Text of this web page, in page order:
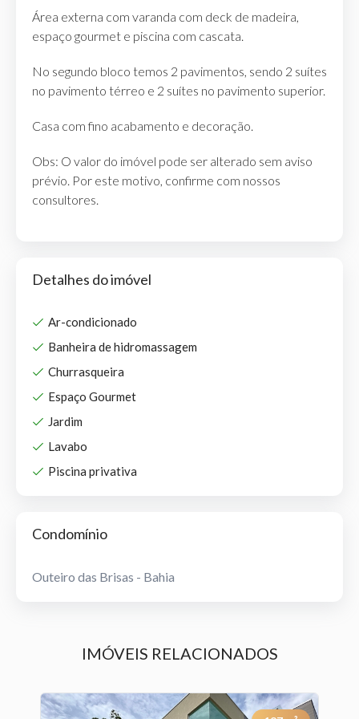
Área externa com varanda com deck de madeira,
espaço gourmet e piscina com cascata.
No segundo bloco temos 2 pavimentos, sendo 2 suítes
no pavimento térreo e 2 suítes no pavimento superior.
Casa com fino acabamento e decoração.
Obs: O valor do imóvel pode ser alterado sem aviso
prévio. Por este motivo, confirme com nossos
consultores.
Detalhes do imóvel
Ar-condicionado
Banheira de hidromassagem
Churrasqueira
Espaço Gourmet
Jardim
Lavabo
Piscina privativa
Condomínio
Outeiro das Brisas - Bahia
IMÓVEIS RELACIONADOS